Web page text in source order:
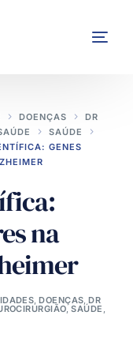
DOENÇAS
DR
SAÚDE
GENES
na
,DOENÇAS,DR
,SAÚDE ,